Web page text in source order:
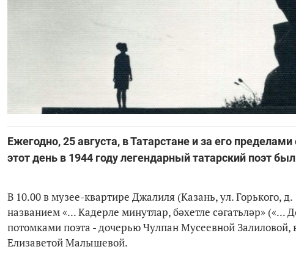
Ежегодно, 25 августа, в Татарстане и за его
этот день в 1944 году легендарный татарский поэт
В 10.00 в музее-квартире Джалиля (Казань, ул. Горького,
названием «... Кадерле минутлар, бәхетле сәгатьләр» («...
потомками поэта - дочерью Чулпан Мусеевной
Елизаветой Малышевой.